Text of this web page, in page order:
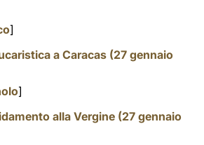
]
a Caracas (27 gennaio
]
alla Vergine (27 gennaio